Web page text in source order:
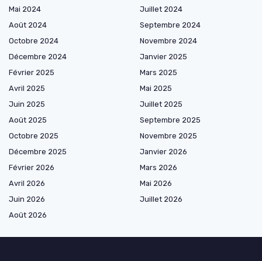
Mai 2024
Juillet 2024
Août 2024
Septembre 2024
Octobre 2024
Novembre 2024
Décembre 2024
Janvier 2025
Février 2025
Mars 2025
Avril 2025
Mai 2025
Juin 2025
Juillet 2025
Août 2025
Septembre 2025
Octobre 2025
Novembre 2025
Décembre 2025
Janvier 2026
Février 2026
Mars 2026
Avril 2026
Mai 2026
Juin 2026
Juillet 2026
Août 2026